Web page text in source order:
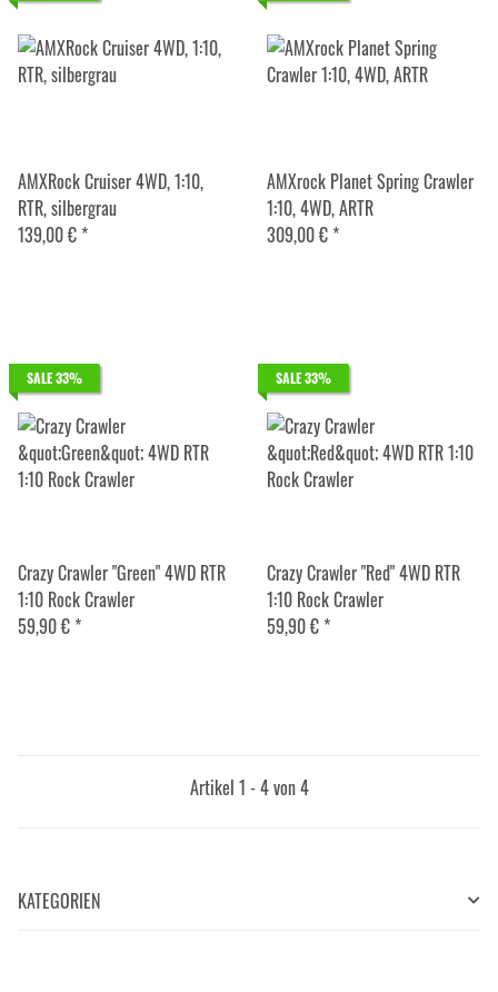
AMXRock Cruiser 4WD, 1:10,
RTR, silbergrau
139,00 € *
AMXrock Planet Spring Crawler
1:10, 4WD, ARTR
309,00 € *
SALE 33%
Crazy Crawler "Green" 4WD RTR
1:10 Rock Crawler
59,90 € *
SALE 33%
Crazy Crawler "Red" 4WD RTR
1:10 Rock Crawler
59,90 € *
Artikel 1 - 4 von 4
KATEGORIEN